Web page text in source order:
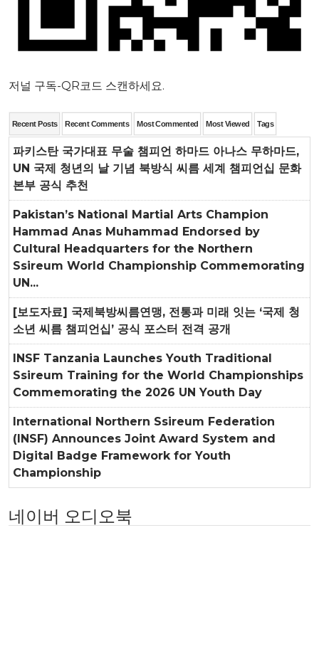
저널 구독-QR코드 스캔하세요.
Recent Posts Recent Comments Most Commented Most Viewed Tags
파키스탄 국가대표 무술 챔피언 하마드 아나스 무하마드,
UN 국제 청년의 날 기념 북방식 씨름 세계 챔피언십 문화
본부 공식 추천
Pakistan’s National Martial Arts Champion
Hammad Anas Muhammad Endorsed by
Cultural Headquarters for the Northern
Ssireum World Championship Commemorating
UN...
[보도자료] 국제북방씨름연맹, 전통과 미래 잇는 ‘국제 청
소년 씨름 챔피언십’ 공식 포스터 전격 공개
INSF Tanzania Launches Youth Traditional
Ssireum Training for the World Championships
Commemorating the 2026 UN Youth Day
International Northern Ssireum Federation
(INSF) Announces Joint Award System and
Digital Badge Framework for Youth
Championship
네이버 오디오북